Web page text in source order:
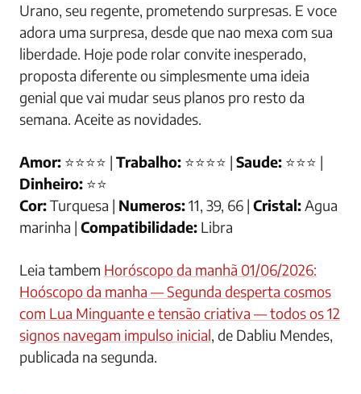
Urano, seu regente, prometendo surpresas. E voce
adora uma surpresa, desde que nao mexa com sua
liberdade. Hoje pode rolar convite inesperado,
proposta diferente ou simplesmente uma ideia
genial que vai mudar seus planos pro resto da
semana. Aceite as novidades.
Amor: ⭐⭐⭐⭐ | Trabalho: ⭐⭐⭐⭐ | Saude: ⭐⭐⭐ |
Dinheiro: ⭐⭐
Cor:Turquesa | Numeros:11, 39, 66 | Cristal:Agua
marinha | Compatibilidade: Libra
Leia tambem Horóscopo da manhã 01/06/2026:
Hoóscopo da manha — Segunda desperta cosmos
com Lua Minguante e tensão criativa — todos os 12
signos navegam impulso inicial, de Dabliu Mendes,
publicada na segunda.